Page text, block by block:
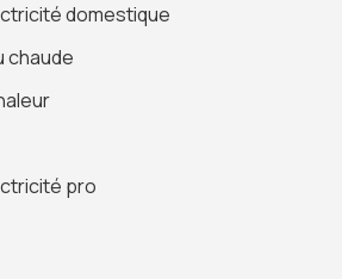
domestique
chaude
pro